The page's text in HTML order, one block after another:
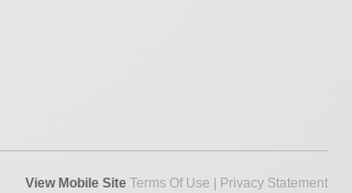
View Mobile Site Terms Of Use Privacy Statement